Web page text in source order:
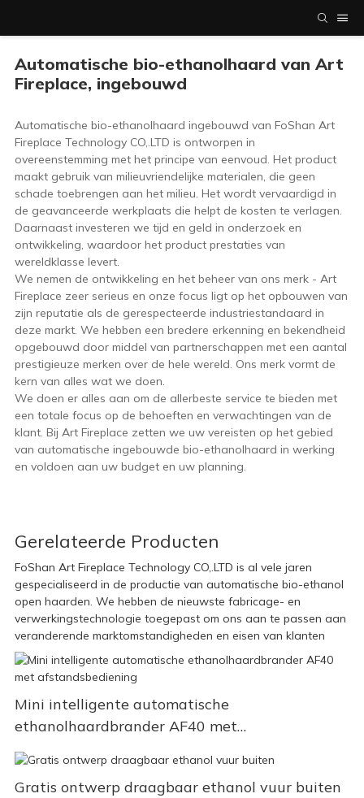
Automatische bio-ethanolhaard van Art
Fireplace, ingebouwd
Automatische bio-ethanolhaard ingebouwd van FoShan Art
Fireplace Technology CO,.LTD is ontworpen in
overeenstemming met het principe van eenvoud. Het product
maakt gebruik van milieuvriendelijke materialen, die geen
schade toebrengen aan het milieu. Het wordt vervaardigd in
de geavanceerde werkplaats die helpt de kosten te verlagen.
Daarnaast investeren we tijd en geld in onderzoek en
ontwikkeling, waardoor het product prestaties van
wereldklasse levert.
We nemen de ontwikkeling en het beheer van ons merk - Art
Fireplace zeer serieus en onze focus ligt op het opbouwen van
zijn reputatie als de gerespecteerde industriestandaard in
deze markt. We hebben een bredere erkenning en bekendheid
opgebouwd door middel van partnerschappen met een aantal
prestigieuze merken over de hele wereld. Ons merk vormt de
kern van alles wat we doen.
We doen er alles aan om de allerbeste service te bieden met
een totale focus op de behoeften en verwachtingen van de
klant. Bij Art Fireplace zetten we uw vereisten op het gebied
van automatische ingebouwde bio-ethanolhaard in werking
en voldoen aan uw budget en uw planning.
Gerelateerde Producten
FoShan Art Fireplace Technology CO,.LTD is al vele jaren
gespecialiseerd in de productie van automatische bio-ethanol
open haarden. We hebben de nieuwste fabricage- en
verwerkingstechnologie toegepast om ons aan te passen aan
veranderende marktomstandigheden en eisen van klanten
Mini intelligente automatische
ethanolhaardbrander AF40 met
afstandsbediening
Gratis ontwerp draagbaar ethanol vuur buiten